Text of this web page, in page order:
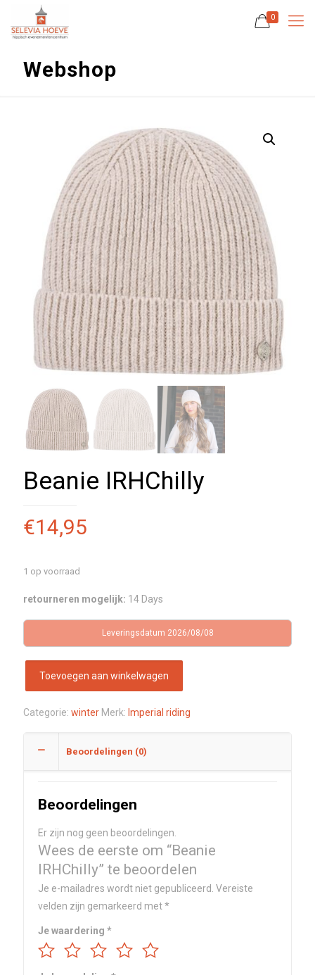
0
Webshop
Beanie IRHChilly
€14,95
1 op voorraad
retourneren mogelijk: 14 Days
Leveringsdatum 2026/08/08
Toevoegen aan winkelwagen
Categorie: winter Merk: Imperial riding
Beoordelingen (0)
Beoordelingen
Er zijn nog geen beoordelingen.
Wees de eerste om “Beanie
IRHChilly” te beoordelen
Je e-mailadres wordt niet gepubliceerd. Vereiste
velden zijn gemarkeerd met*
Je waardering *